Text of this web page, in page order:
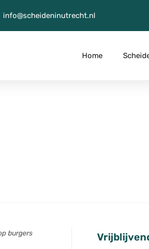
info@scheideninutrecht.nl
Home
burgers